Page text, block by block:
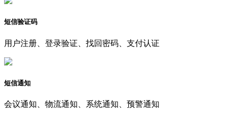
短信验证码
用户注册、登录验证、找回密码、支付认证
短信通知
会议通知、物流通知、系统通知、预警通知